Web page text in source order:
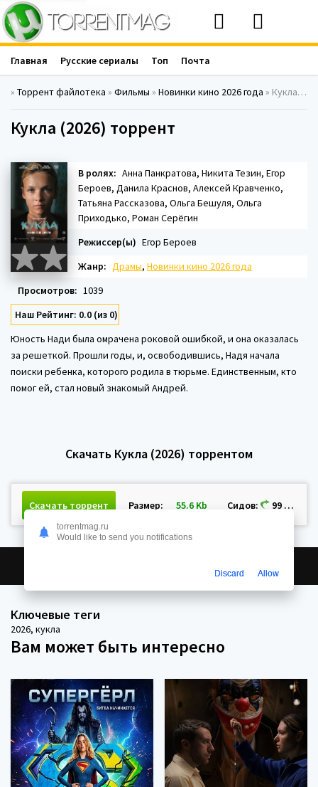
» Торрент файлотека » Фильмы » Новинки кино 2026 года » Кукла (2026)
Кукла (2026) торрент
В ролях: Анна Панкратова, Никита Тезин, Егор
Бероев, Данила Краснов, Алексей Кравченко,
Татьяна Рассказова, Ольга Бешуля, Ольга
Приходько, Роман Серёгин
Режиссер(ы) Егор Бероев
Жанр: Драмы, Новинки кино 2026 года
Просмотров: 1039
Наш Рейтинг: 0.0 (из 0)
Юность Нади была омрачена роковой ошибкой, и она оказалась
за решеткой. Прошли годы, и, освободившись, Надя начала
поиски ребенка, которого родила в тюрьме. Единственным, кто
помог ей, стал новый знакомый Андрей.
Скачать Кукла (2026) торрентом
Скачать торрент Размер: 55.6 Kb Сидов: 99 Пиров:
Ключевые теги
2026, кукла
Вам может быть интересно
Главная Русские сериалы Топ Почта
torrentmag.ru
Would like to send you notifications
Discard Allow